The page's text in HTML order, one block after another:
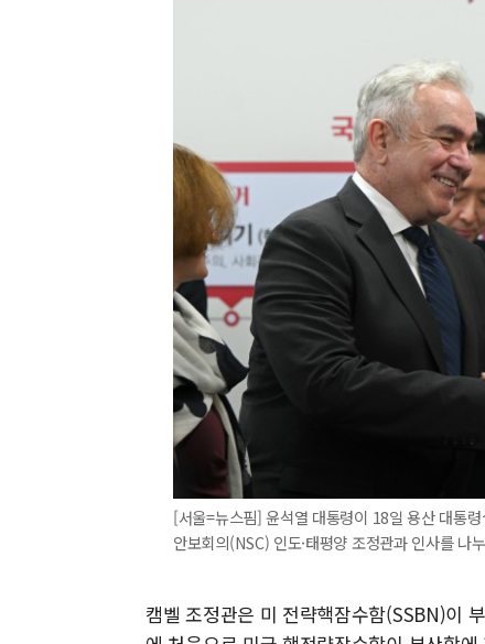
[서울=뉴스핌] 윤석열 대통령이 18일 용산 대통
안보회의(NSC) 인도·태평양 조정관과 인사를
캠벨 조정관은 미 전략핵잠수함(SSBN)이